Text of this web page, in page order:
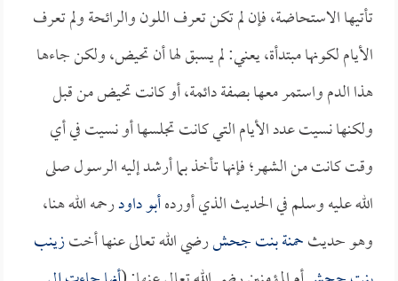
تأتيها الاستحاضة، فإن لم تكن تعرف اللون والرائحة ولم تعرف
الأيام لكونها مبتدأة، يعني: لم يسبق لها أن تحيض، ولكن جاءها
هذا الدم واستمر معها بصفة دائمة، أو كانت تحيض من قبل
ولكنها نسيت عدد الأيام التي كانت تجلسها أو نسيت في أي
وقت كانت من الشهر؛ فإنها تأخذ بما أرشد إليه الرسول صلى
الله عليه وسلم في الحديث الذي أوردهأبو داودرحمه الله هنا،
وهو حديثحمنة بنت جحشرضي الله تعالى عنها أختزينب